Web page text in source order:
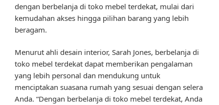
dengan berbelanja di toko mebel terdekat, mulai dari
kemudahan akses hingga pilihan barang yang lebih
beragam.
Menurut ahli desain interior, Sarah Jones, berbelanja di
toko mebel terdekat dapat memberikan pengalaman
yang lebih personal dan mendukung untuk
menciptakan suasana rumah yang sesuai dengan selera
Anda. “Dengan berbelanja di toko mebel terdekat, Anda